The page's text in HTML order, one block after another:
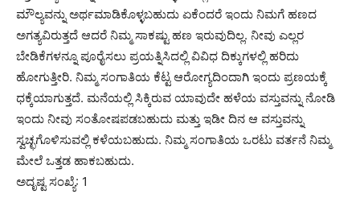
ಮೌಲ್ಯವನ್ನು ಅರ್ಥಮಾಡಿಕೊಳ್ಳಬಹುದು ಏಕೆಂದರೆ ಇಂದು ನಿಮಗೆ ಹಣದ
ಅಗತ್ಯವಿರುತ್ತದೆ ಆದರೆ ನಿಮ್ಮ ಸಾಕಷ್ಟು ಹಣ ಇರುವುದಿಲ್ಲ. ನೀವು ಎಲ್ಲರ
ಬೇಡಿಕೆಗಳನ್ನೂ ಪೂರೈಸಲು ಪ್ರಯತ್ನಿಸಿದಲ್ಲಿ ವಿವಿಧ ದಿಕ್ಕುಗಳಲ್ಲಿ ಹರಿದು
ಹೋಗುತ್ತೀರಿ. ನಿಮ್ಮ ಸಂಗಾತಿಯ ಕೆಟ್ಟ ಆರೋಗ್ಯದಿಂದಾಗಿ ಇಂದು ಪ್ರಣಯಕ್ಕೆ
ಧಕ್ಕೆಯಾಗುತ್ತದೆ. ಮನೆಯಲ್ಲಿ ಸಿಕ್ಕಿರುವ ಯಾವುದೇ ಹಳೆಯ ವಸ್ತುವನ್ನು ನೋಡಿ
ಇಂದು ನೀವು ಸಂತೋಷಪಡಬಹುದು ಮತ್ತು ಇಡೀ ದಿನ ಆ ವಸ್ತುವನ್ನು
ಸ್ವಚ್ಛಗೊಳಿಸುವಲ್ಲಿ ಕಳೆಯಬಹುದು. ನಿಮ್ಮ ಸಂಗಾತಿಯ ಒರಟು ವರ್ತನೆ ನಿಮ್ಮ
ಮೇಲೆ ಒತ್ತಡ ಹಾಕಬಹುದು.
ಅದೃಷ್ಟ ಸಂಖ್ಯೆ: 1